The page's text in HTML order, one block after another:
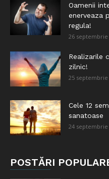
Oamenii
enerveaza
regula!
26 septembrie
Realizarile
zilnic!
25 septembrie
Cele 12
sanatoase
24 septembrie
POSTĂRI